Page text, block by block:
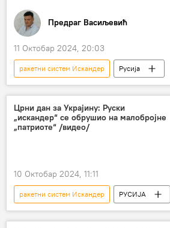
Пентагон
Предраг Васиљевић
11 Октобар 2024, 20:03
ракетни систем Искандер
Русија
противракетни систем "Патриот"
Спутњик Србија
Скупштина Србије
Рафаел Надал
(НЕ)КОРЕКТНО
Црни дан за Украјину: Руски
„искандер“ се обрушио на малобројне
„патриоте“ /видео/
10 Октобар 2024, 11:11
ракетни систем Искандер
РУСИЈА
Русија
Русија – војска и наоружање